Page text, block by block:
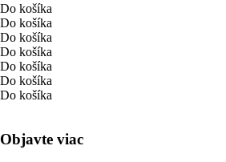
Do košíka
Do košíka
Do košíka
Do košíka
Do košíka
Do košíka
Do košíka
Objavte viac